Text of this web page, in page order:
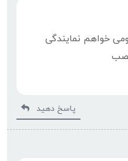
خواهم نمایندگی
پاسخ دهید